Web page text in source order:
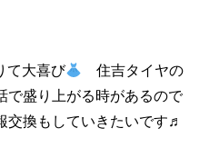
て大喜び
住吉タイヤの
で盛り上がる時があるので
交換もしていきたいです♬